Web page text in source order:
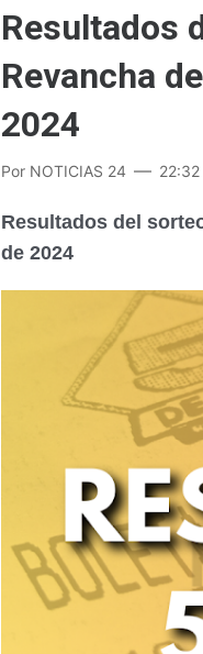
Resultados
Revancha
2024
Por NOTICIAS 24 22:32
Resultados del
de 2024